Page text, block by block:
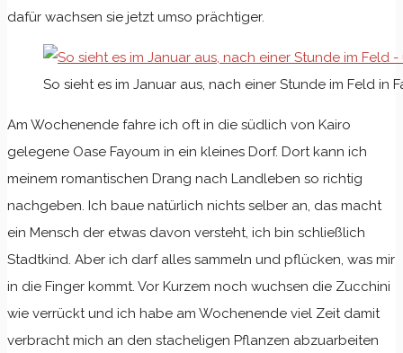
dafür wachsen sie jetzt umso prächtiger.
So sieht es im Januar aus, nach einer Stunde im Feld in
Am Wochenende fahre ich oft in die südlich von Kairo
gelegene Oase Fayoum in ein kleines Dorf. Dort kann ich
meinem romantischen Drang nach Landleben so richtig
nachgeben. Ich baue natürlich nichts selber an, das macht
ein Mensch der etwas davon versteht, ich bin schließlich
Stadtkind. Aber ich darf alles sammeln und pflücken, was mir
in die Finger kommt. Vor Kurzem noch wuchsen die Zucchini
wie verrückt und ich habe am Wochenende viel Zeit damit
verbracht mich an den stacheligen Pflanzen abzuarbeiten